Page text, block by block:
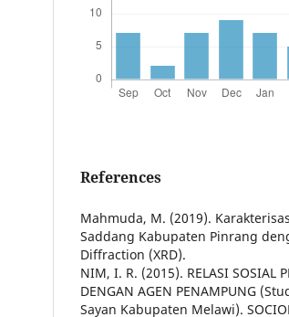
References
Mahmuda, M. (2019).
Saddang Kabupaten Pinrang
Diffraction (XRD).
NIM, I. R. (2015). RELASI SOSIAL
DENGAN AGEN PENAMPUNG
Sayan Kabupaten Melawi).